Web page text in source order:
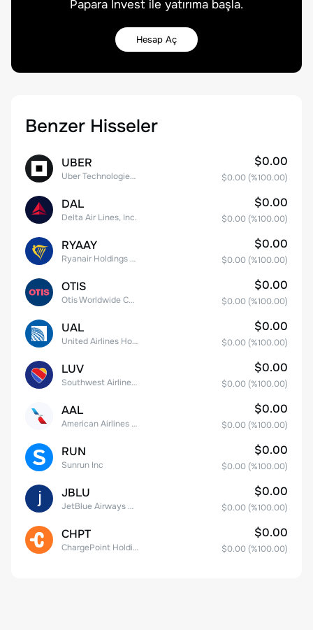
Papara Invest ile yatırıma başla.
Hesap Aç
Benzer Hisseler
UBER
Uber Technologies, Inc.
$0.00
$0.00 (%100.00)
DAL
Delta Air Lines, Inc.
$0.00
$0.00 (%100.00)
RYAAY
Ryanair Holdings plc American Depositary Shares
$0.00
$0.00 (%100.00)
OTIS
Otis Worldwide Corporation
$0.00
$0.00 (%100.00)
UAL
United Airlines Holdings, Inc. Common Stock
$0.00
$0.00 (%100.00)
LUV
Southwest Airlines Co.
$0.00
$0.00 (%100.00)
AAL
American Airlines Group Inc.
$0.00
$0.00 (%100.00)
RUN
Sunrun Inc
$0.00
$0.00 (%100.00)
JBLU
JetBlue Airways Corp
$0.00
$0.00 (%100.00)
CHPT
ChargePoint Holdings, Inc.
$0.00
$0.00 (%100.00)